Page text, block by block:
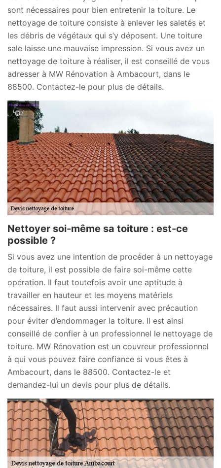
sont nécessaires pour bien entretenir la toiture. Le
nettoyage de toiture consiste à enlever les saletés et
les débris de végétaux qui s’y déposent. Une toiture
sale laisse une mauvaise impression. Si vous avez un
nettoyage de toiture à réaliser, il est conseillé de vous
adresser à MW Rénovation à Ambacourt, dans le
88500. Contactez-le pour plus de détails.
Nettoyer soi-même sa toiture : est-ce
possible ?
Si vous avez une intention de procéder à un nettoyage
de toiture, il est possible de faire soi-même cette
opération. Il faut toutefois avoir une aptitude à
travailler en hauteur et les moyens matériels
nécessaires. Il faut aussi intervenir avec précaution
pour éviter d’endommager la toiture. Il est ainsi
conseillé de confier à un professionnel le nettoyage de
toiture. MW Rénovation est un couvreur professionnel
à qui vous pouvez faire confiance si vous êtes à
Ambacourt, dans le 88500. Contactez-le et
demandez-lui un devis pour plus de détails.